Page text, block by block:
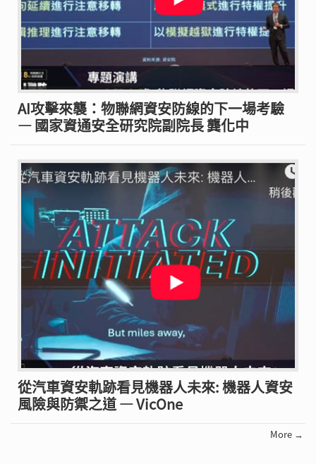
AI攻擊來襲：物聯網資安防線的下一場考驗
— 國家資通安全研究院副院長 龔化中
從汽車資安軌跡看見機器人未來: 機器人資安
風險與防禦之道 — VicOne
More →